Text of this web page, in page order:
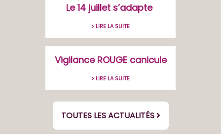
Le 14 juillet s’adapte
> LIRE LA SUITE
Vigilance ROUGE canicule
> LIRE LA SUITE
TOUTES LES ACTUALITÉS